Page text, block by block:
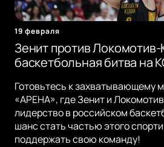
19 февраля
Зенит против Локомотив-
баскетбольная битва на
Готовьтесь к захватывающему
«АРЕНА», где Зенит и
лидерство в российском
шанс стать частью этого
поддержать свою команду!